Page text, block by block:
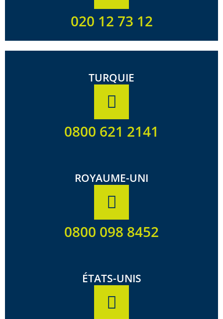
020 12 73 12
TURQUIE
0800 621 2141
ROYAUME-UNI
0800 098 8452
ÉTATS-UNIS